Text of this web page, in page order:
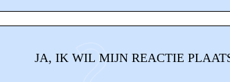
JA, IK WIL MIJN REACTIE